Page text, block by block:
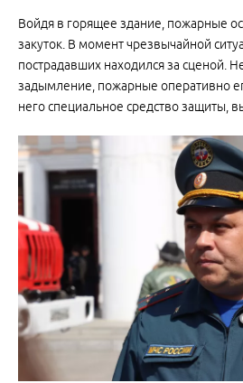
Войдя в горящее здание, пожарные
закуток. В момент чрезвычайной
пострадавших находился за сценой.
задымление, пожарные оперативно
него специальное средство защиты,